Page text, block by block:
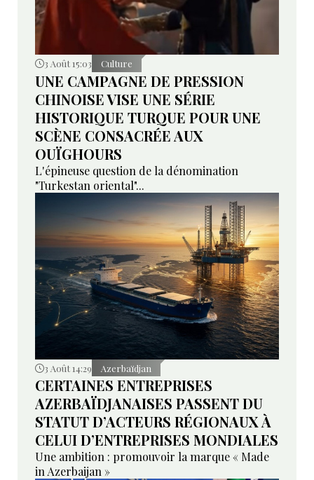
3 Août 15:03 Culture
UNE CAMPAGNE DE PRESSION
CHINOISE VISE UNE SÉRIE
HISTORIQUE TURQUE POUR UNE
SCÈNE CONSACRÉE AUX
OUÏGHOURS
L'épineuse question de la dénomination
"Turkestan oriental"...
3 Août 14:29 Azerbaïdjan
CERTAINES ENTREPRISES
AZERBAÏDJANAISES PASSENT DU
STATUT D’ACTEURS RÉGIONAUX À
CELUI D’ENTREPRISES MONDIALES
Une ambition : promouvoir la marque « Made
in Azerbaijan »